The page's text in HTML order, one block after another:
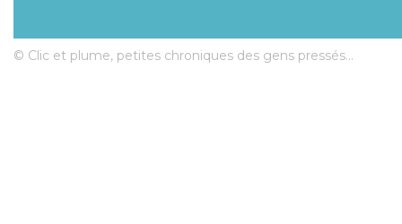
© Clic et plume, petites chroniques des gens pressés...